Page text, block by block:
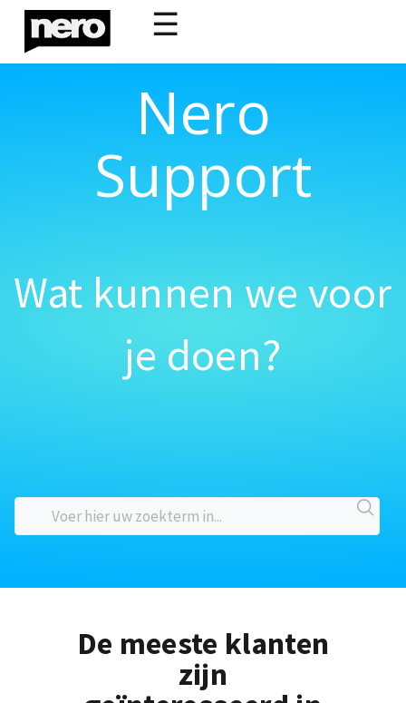
☰
Nero
Support
Wat kunnen we voor
je doen?
De meeste klanten
zijn